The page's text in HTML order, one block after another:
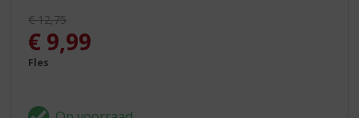
Originele prijs was:
€12,75
, Huidige prijs is:
€ 9,99
Fles